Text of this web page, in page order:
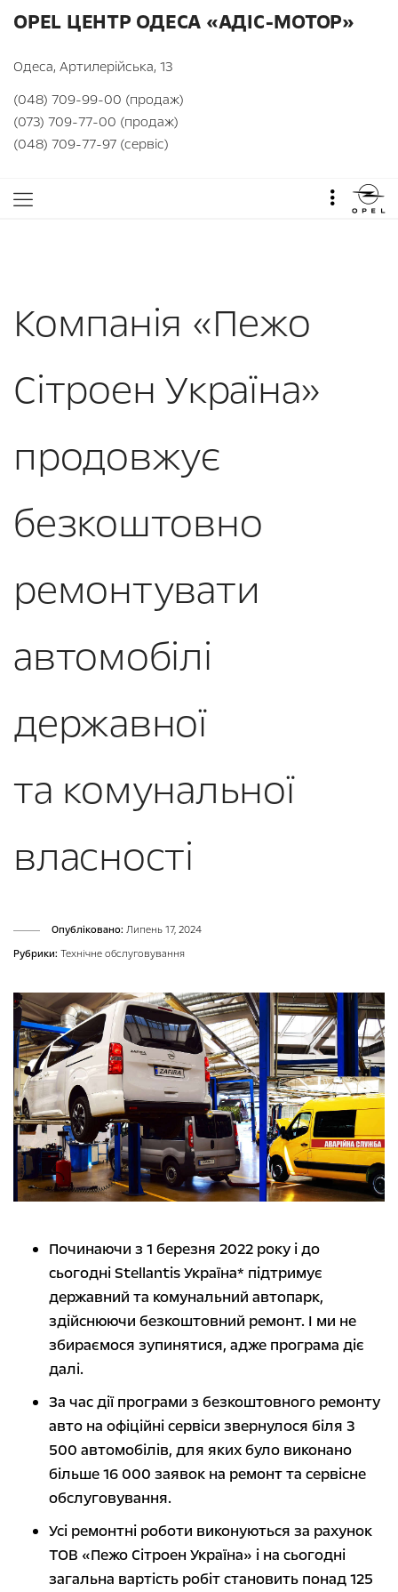
OPEL ЦЕНТР ОДЕСА «АДІС-МОТОР»
Одеса, Артилерійська, 13
(048) 709-99-00 (продаж)
(073) 709-77-00 (продаж)
(048) 709-77-97 (сервіс)
Компанія «Пежо
Сітроен Україна»
продовжує
безкоштовно
ремонтувати
автомобілі
державної
та комунальної
власності
Опубліковано: Липень 17, 2024
Рубрики: Технічне обслуговування
Починаючи з 1 березня 2022 року і до
сьогодні Stellantis Україна* підтримує
державний та комунальний автопарк,
здійснюючи безкоштовний ремонт. І ми не
збираємося зупинятися, адже програма діє
далі.
За час дії програми з безкоштовного ремонту
авто на офіційні сервіси звернулося біля 3
500 автомобілів, для яких було виконано
більше 16 000 заявок на ремонт та сервісне
обслуговування.
Усі ремонтні роботи виконуються за рахунок
ТОВ «Пежо Сітроен Україна» і на сьогодні
загальна вартість робіт становить понад 125